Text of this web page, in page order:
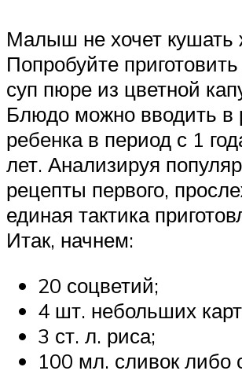
Малыш не хочет кушать
Попробуйте
суп пюре из цветной
Блюдо можно вводить в
ребенка в период с 1
лет. Анализируя
рецепты первого,
единая тактика
Итак, начнем:
20 соцветий;
4 шт. небольших
3 ст. л. риса;
100 мл. сливок либо